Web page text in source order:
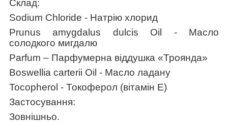
Склад:
Sodium Chloride - Натрію хлорид
Prunus amygdalus dulcis Oil - Масло
солодкого мигдалю
Parfum – Парфумерна віддушка «Троянда»
Boswellia carterii Oil - Масло ладану
Tocopherol - Токоферол (вітамін Е)
Застосування:
Зовнішньо.